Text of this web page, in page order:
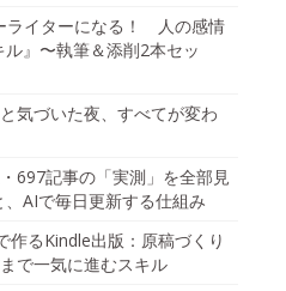
ライターになる！ 人の感情
』〜執筆＆添削2本セッ
気づいた夜、すべてが変わ
697記事の「実測」を全部見
AIで毎日更新する仕組み
作るKindle出版：原稿づくり
で一気に進むスキル